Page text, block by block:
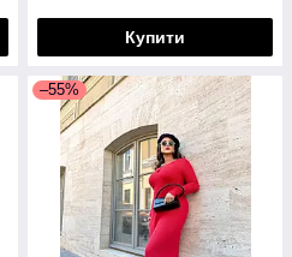
Купити
–55%